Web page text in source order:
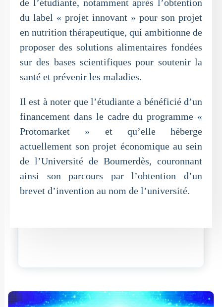
de l’étudiante, notamment après l’obtention
du label « projet innovant » pour son projet
en nutrition thérapeutique, qui ambitionne de
proposer des solutions alimentaires fondées
sur des bases scientifiques pour soutenir la
santé et prévenir les maladies.
Il est à noter que l’étudiante a bénéficié d’un
financement dans le cadre du programme «
Protomarket » et qu’elle héberge
actuellement son projet économique au sein
de l’Université de Boumerdès, couronnant
ainsi son parcours par l’obtention d’un
brevet d’invention au nom de l’université.